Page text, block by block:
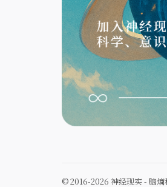
© 2016-2026 神经现实 - 脑熵